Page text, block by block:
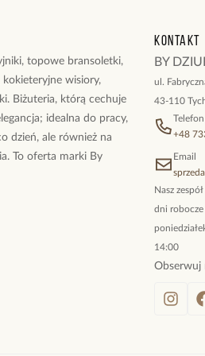
Długość naszyjnika: 38 cm + 6 cm
Rodzaj zapięcia: karabińczyk.
Zobacz inne produkty z kolekcji
topowe bransoletki,
kokieteryjne wisiory,
Biżuteria, którą cechuje
idealna do pracy,
dzień, ale również na
To oferta marki By
Kontakt
BY
ul.
43-110
Telefon
+48
Email
Nasz
dni robocze
14:00
Obserwuj